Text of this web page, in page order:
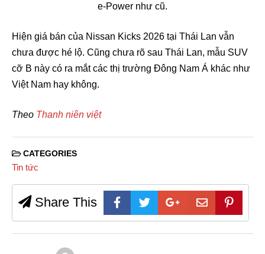
e-Power như cũ.
Hiện giá bán của Nissan Kicks 2026 tại Thái Lan vẫn
chưa được hé lộ. Cũng chưa rõ sau Thái Lan, mẫu SUV
cỡ B này có ra mắt các thị trường Đông Nam Á khác như
Việt Nam hay không.
Theo Thanh niên việt
CATEGORIES
Tin tức
Share This